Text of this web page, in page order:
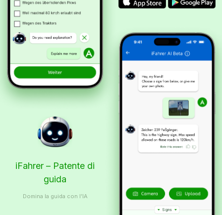
iFahrer – Patente di
guida
Domina la guida con l’IA